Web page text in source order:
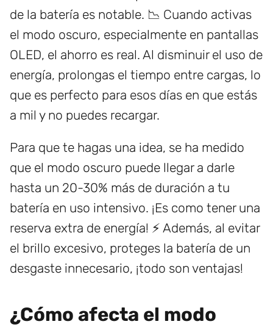
de la batería es notable. 📉 Cuando activas
el modo oscuro, especialmente en pantallas
OLED, el ahorro es real. Al disminuir el uso de
energía, prolongas el tiempo entre cargas, lo
que es perfecto para esos días en que estás
a mil y no puedes recargar.
Para que te hagas una idea, se ha medido
que el modo oscuro puede llegar a darle
hasta un 20-30% más de duración a tu
batería en uso intensivo. ¡Es como tener una
reserva extra de energía! ⚡️ Además, al evitar
el brillo excesivo, proteges la batería de un
desgaste innecesario, ¡todo son ventajas!
¿Cómo afecta el modo